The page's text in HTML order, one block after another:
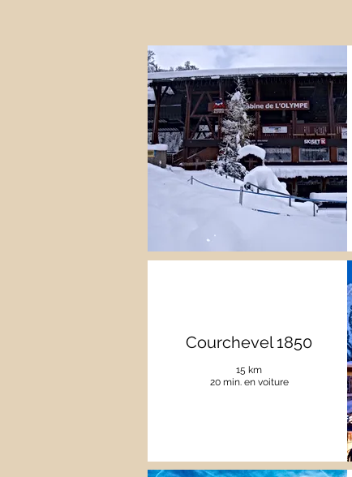
Courchevel 1850
15 km
20 min. en voiture